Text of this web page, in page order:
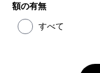
額の有無
すべて